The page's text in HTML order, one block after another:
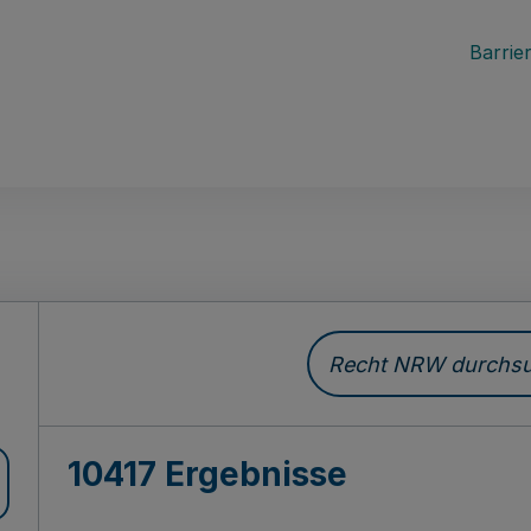
Recht NRW
10417 Ergebnisse